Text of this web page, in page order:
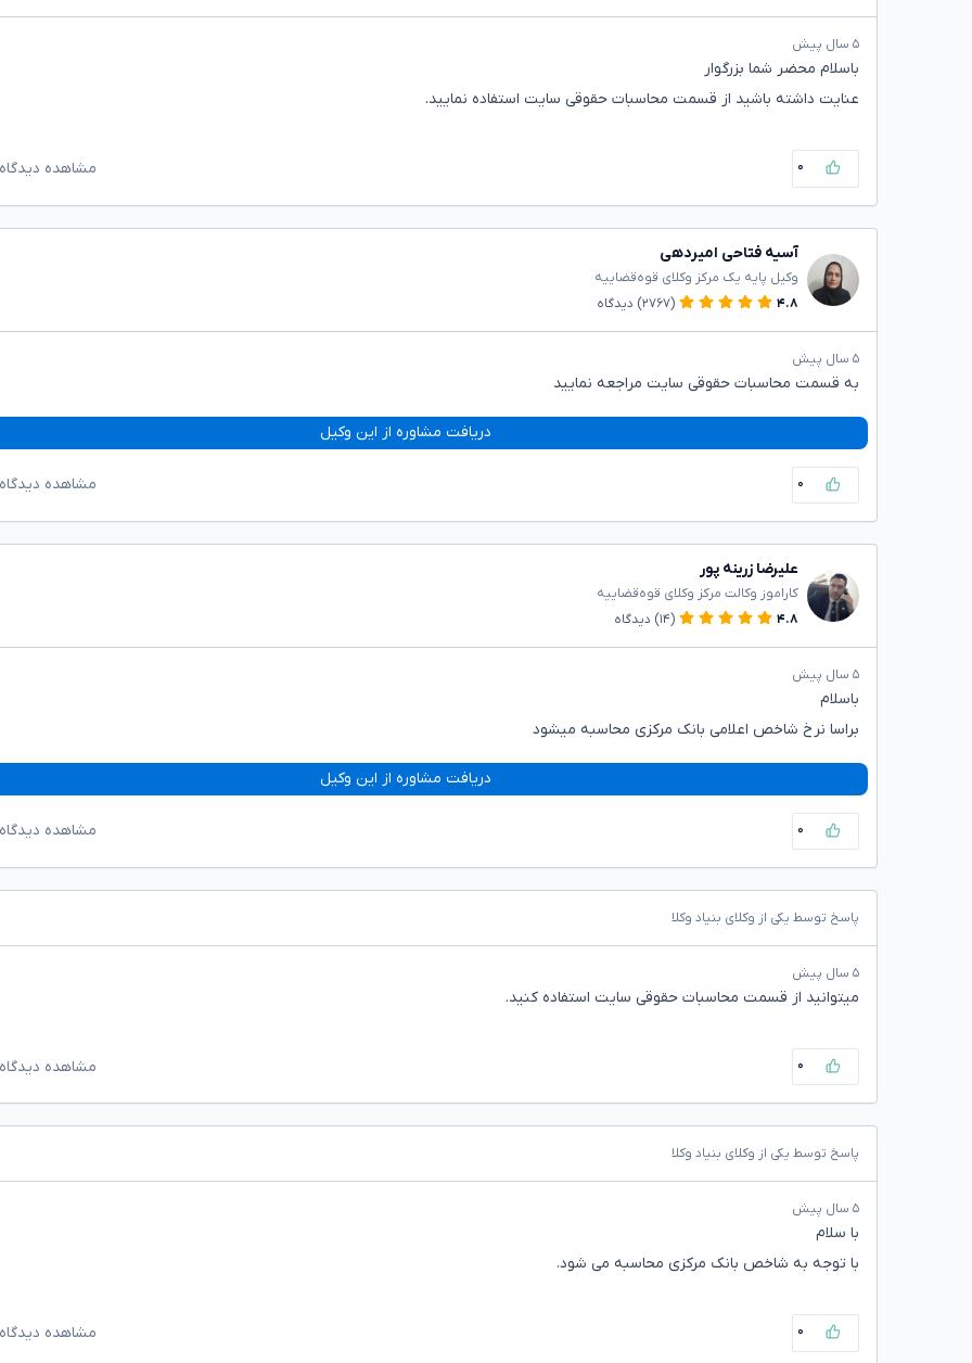
۵ سال پیش
باسلام محضر شما بزرگوار
عنایت داشته باشید از قسمت محاسبات حقوقی سایت استفاده نمایید.
۰ مشاهده
آسیه فتاحی امیردهی
وکیل پایه یک مرکز وکلای قوه‌قضاییه
۴.۸
(۲۷۶۷) دیدگاه
۵ سال پیش
به قسمت محاسبات حقوقی سایت مراجعه نمایید
دریافت مشاوره از این وکیل
۰ مشاهده
علیرضا زرینه پور
کاراموز وکالت مرکز وکلای قوه‌قضاییه
۴.۸
(۱۴) دیدگاه
۵ سال پیش
باسلام
براسا نرخ شاخص اعلامی بانک مرکزی محاسبه میشود
دریافت مشاوره از این وکیل
۰ مشاهده
پاسخ توسط یکی از وکلای بنیاد وکلا
۵ سال پیش
میتوانید از قسمت محاسبات حقوقی سایت استفاده کنید.
۰ مشاهده
پاسخ توسط یکی از وکلای بنیاد وکلا
۵ سال پیش
با سلام
با توجه به شاخص بانک مرکزی محاسبه می شود.
۰ مشاهده